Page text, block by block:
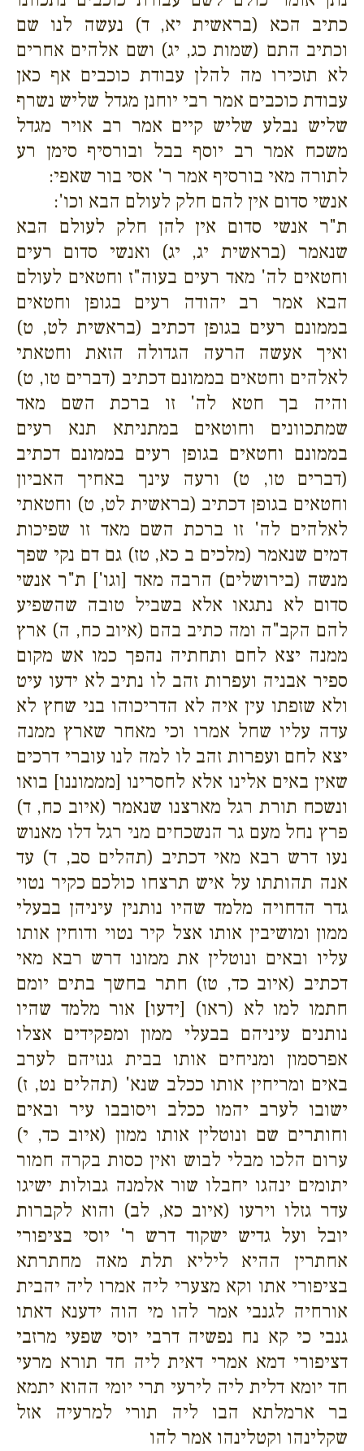
כתיב הכא (בראשית יא, ד) נעשה לנו שם
וכתיב התם (שמות כג, יג) ושם אלהים אחרים
לא תזכירו מה להלן עבודת כוכבים אף כאן
עבודת כוכבים אמר רבי יוחנן מגדל שליש נשרף
שליש נבלע שליש קיים אמר רב אויר מגדל
משכח אמר רב יוסף בבל ובורסיף סימן רע
לתורה מאי בורסיף אמר ר' אסי בור שאפי:
אנשי סדום אין להם חלק לעולם הבא וכו':
ת"ר אנשי סדום אין להן חלק לעולם הבא
שנאמר (בראשית יג, יג) ואנשי סדום רעים
וחטאים לה' מאד רעים בעוה"ז וחטאים לעולם
הבא אמר רב יהודה רעים בגופן וחטאים
בממונם רעים בגופן דכתיב (בראשית לט, ט)
ואיך אעשה הרעה הגדולה הזאת וחטאתי
לאלהים וחטאים בממונם דכתיב (דברים טו, ט)
והיה בך חטא לה' זו ברכת השם מאד
שמתכוונים וחוטאים במתניתא תנא רעים
בממונם וחטאים בגופן רעים בממונם דכתיב
(דברים טו, ט) ורעה עינך באחיך האביון
וחטאים בגופן דכתיב (בראשית לט, ט) וחטאתי
לאלהים לה' זו ברכת השם מאד זו שפיכות
דמים שנאמר (מלכים ב כא, טז) גם דם נקי שפך
מנשה (בירושלים) הרבה מאד [וגו'] ת"ר אנשי
סדום לא נתגאו אלא בשביל טובה שהשפיע
להם הקב"ה ומה כתיב בהם (איוב כח, ה) ארץ
ממנה יצא לחם ותחתיה נהפך כמו אש מקום
ספיר אבניה ועפרות זהב לו נתיב לא ידעו עיט
ולא שזפתו עין איה לא הדריכוהו בני שחץ לא
עדה עליו שחל אמרו וכי מאחר שארץ ממנה
יצא לחם ועפרות זהב לו למה לנו עוברי דרכים
שאין באים אלינו אלא לחסרינו [מממוננו] בואו
ונשכח תורת רגל מארצנו שנאמר (איוב כח, ד)
פרץ נחל מעם גר הנשכחים מני רגל דלו מאנוש
נעו דרש רבא מאי דכתיב (תהלים סב, ד) עד
אנה תהותתו על איש תרצחו כולכם כקיר נטוי
גדר הדחויה מלמד שהיו נותנין עיניהן בבעלי
ממון ומושיבין אותו אצל קיר נטוי ודוחין אותו
עליו ובאים ונוטלין את ממונו דרש רבא מאי
דכתיב (איוב כד, טז) חתר בחשך בתים יומם
חתמו למו לא (ראו) [ידעו] אור מלמד שהיו
נותנים עיניהם בבעלי ממון ומפקידים אצלו
אפרסמון ומניחים אותו בבית גנזיהם לערב
באים ומריחין אותו ככלב שנא' (תהלים נט, ז)
ישובו לערב יהמו ככלב ויסובבו עיר ובאים
וחותרים שם ונוטלין אותו ממון (איוב כד, י)
ערום הלכו מבלי לבוש ואין כסות בקרה חמור
יתומים ינהגו יחבלו שור אלמנה גבולות ישיגו
עדר גזלו וירעו (איוב כא, לב) והוא לקברות
יובל ועל גדיש ישקוד דרש ר' יוסי בציפורי
אחתרין ההיא ליליא תלת מאה מחתרתא
בציפורי אתו וקא מצערי ליה אמרו ליה יהבית
אורחיה לגנבי אמר להו מי הוה ידענא דאתו
גנבי כי קא נח נפשיה דרבי יוסי שפעי מרזבי
דציפורי דמא אמרי דאית ליה חד תורא מרעי
חד יומא דלית ליה לירעי תרי יומי ההוא יתמא
בר ארמלתא הבו ליה תורי למרעיה אזל
שקלינהו וקטלינהו אמר להו